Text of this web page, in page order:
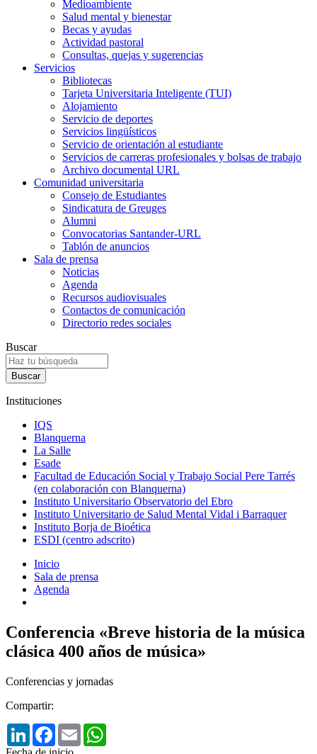
Medioambiente
Salud mental y bienestar
Becas y ayudas
Actividad pastoral
Consultas, quejas y sugerencias
Servicios
Bibliotecas
Tarjeta Universitaria Inteligente (TUI)
Alojamiento
Servicio de deportes
Servicios lingüísticos
Servicio de orientación al estudiante
Servicios de carreras profesionales y bolsas de trabajo
Archivo documental URL
Comunidad universitaria
Consejo de Estudiantes
Sindicatura de Greuges
Alumni
Convocatorias Santander-URL
Tablón de anuncios
Sala de prensa
Noticias
Agenda
Recursos audiovisuales
Contactos de comunicación
Directorio redes sociales
Buscar
Instituciones
IQS
Blanquerna
La Salle
Esade
Facultad de Educación Social y Trabajo Social Pere Tarrés
(en colaboración con Blanquerna)
Instituto Universitario Observatorio del Ebro
Instituto Universitario de Salud Mental Vidal i Barraquer
Instituto Borja de Bioética
ESDI (centro adscrito)
Inicio
Sala de prensa
Agenda
Conferencia «Breve historia de la música
clásica 400 años de música»
Conferencias y jornadas
Compartir:
LinkedInFacebook
Email